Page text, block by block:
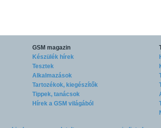
GSM magazin
Készülék hírek
Tesztek
Alkalmazások
Tartozékok, kiegészítők
Tippek, tanácsok
Hírek a GSM világából